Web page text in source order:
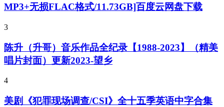
MP3+无损FLAC格式/11.73GB]百度云网盘下载
3
陈升（升哥）音乐作品全纪录【1988-2023】（精美
唱片封面）更新2023-望乡
4
美剧《犯罪现场调查/CSI》全十五季英语中字合集